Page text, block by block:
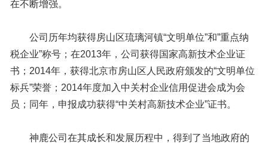
在不断增强。
公司历年均获得房山区琉璃河镇“文明单位”和”重点纳
税企业”称号；在2013年，公司获得国家高新技术企业证
书；2014年，获得北京市房山区人民政府颁发的“文明单位
标兵”荣誉；2014年度加入中关村企业信用促进会成为会
员；同年，申报成功获得“中关村高新技术企业”证书。
神鹿公司在其成长和发展历程中，得到了当地政府的